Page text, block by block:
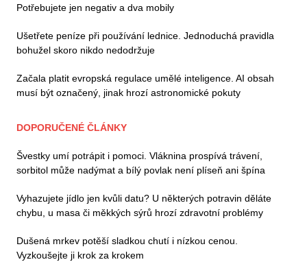
Potřebujete jen negativ a dva mobily
Ušetřete peníze při používání lednice. Jednoduchá pravidla
bohužel skoro nikdo nedodržuje
Začala platit evropská regulace umělé inteligence. AI obsah
musí být označený, jinak hrozí astronomické pokuty
DOPORUČENÉ ČLÁNKY
Švestky umí potrápit i pomoci. Vláknina prospívá trávení,
sorbitol může nadýmat a bílý povlak není plíseň ani špína
Vyhazujete jídlo jen kvůli datu? U některých potravin děláte
chybu, u masa či měkkých sýrů hrozí zdravotní problémy
Dušená mrkev potěší sladkou chutí i nízkou cenou.
Vyzkoušejte ji krok za krokem